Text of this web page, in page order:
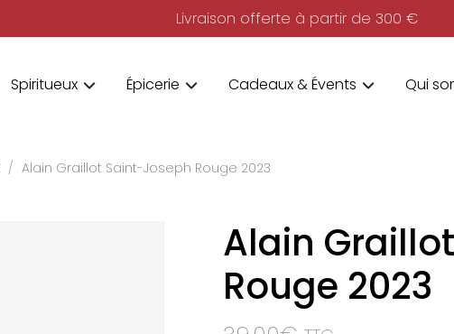
Livraison offerte à partir de 300 €
Spiritueux Épicerie Cadeaux & Évents Qui
Alain Graillot Saint-Joseph Rouge 2023
Alain
Rouge 2023